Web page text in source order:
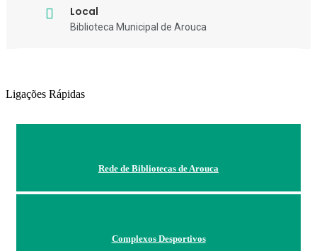
Local
Biblioteca Municipal de Arouca
Ligações Rápidas
Rede de Bibliotecas de Arouca
Complexos Desportivos